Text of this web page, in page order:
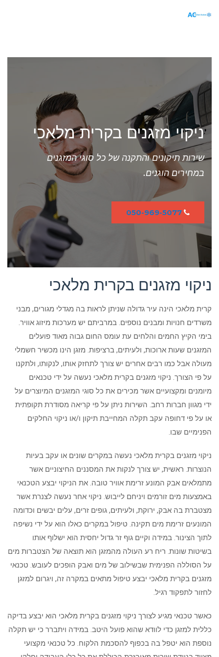
ניקוי מזגנים בקרית מלאכי
שירות תיקונים והתקנה של כל סוגי המזגנים
במחירים הוגנים.
050-969-5077
ניקוי מזגנים בקרית מלאכי
קרית מלאכי הינה עיר גדולה שניתן לראות בה מגדלי מגורים, מבני
משרדים חנויות ומבנים נוספים. במרביתם יש מערכות מיזוג אוויר.
בימי הקיץ החמים והלחים עת עומס החום גבוה מאוד פועלים
המזגנים שעות ארוכות, ולעיתים, ברציפות. מזגן הינו מכשיר חשמלי
מעולה אבל כמו רבים אחרים יש צורך לתחזק אותו, לנקותו, ולתקנו
על פי הצורך. ניקוי מזגנים בקרית מלאכי נעשה על ידי טכנאים
מיומנים ומקצועיים אשר מכירים את כל סוגי המזגנים המיוצרים על
ידי מגוון חברות רחב. השירות ניתן על פי קריאה מסודרת תקופתית
או על פי דחופה עקב תקלה המחייבת תיקון ו/או ניקוי החלקים
הפנימיים שבו.
ניקוי מזגנים בקרית מלאכי נעשה במקרים שונים או עקב בעיות
הנוצרות. ראשית, יש צורך לנקות את המסננים החיצוניים אשר
מתמלאים אבק המונע זרימת אוויר טובה. את הניקוי יבצע הטכנאי
באמצעות מים זורמים ויניחם לייבוש. ניקוי אחר נעשה לצנרת אשר
מצטברת בה אבק, ירוקת, ולעיתים, גופים זרים, עלים יבשים וכדומה
המונעים זרימת מים תקינה. טיפול במקרים כאלו הוא על ידי נשיפה
לתוך הצינור. במידה וקיים גוף זר גדול יחסית הוא ישלוף אותו
בשיטות שונות. ריח רע העולה מהמזגן הוא תוצאה של הצטברות מים
על הסוללה הפנימית שבשילוב של מים ואבק הופכים לעובש. טכנאי
מזגנים בקרית מלאכי יבצע טיפול מתאים במקרה זה, ויגרום למזגן
לחזור לתפקוד רגיל.
כאשר טכנאי מגיע לצורך ניקוי מזגנים בקרית מלאכי הוא יבצע בדיקה
כללית למזגן כדי לוודא שהוא פועל היטב. במידה ויתברר כי יש תקלה
נוספת הוא יטפל בה בכפוף להסכמת הלקוח. כל טכנאי מקצועי